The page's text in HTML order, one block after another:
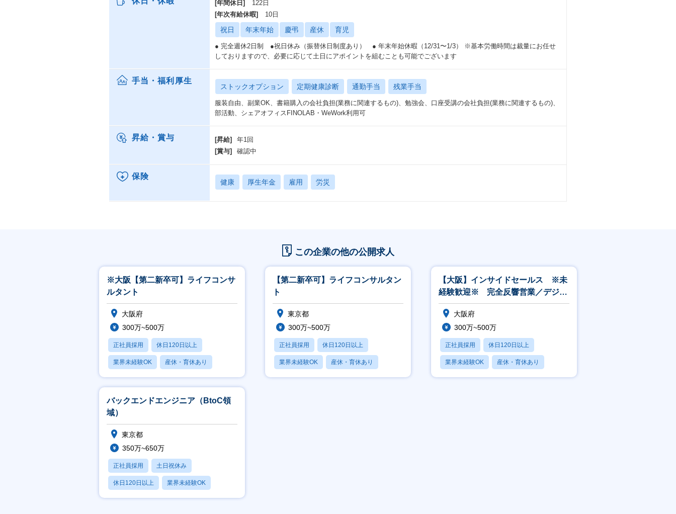
■年収例
月収97.6万円＝固定給45.1万円+歩合／年収：1171.2万円（経験10年）
月収45.1万円＝固定給30.1万円＋歩合／年収：541.2万円（経験5年）
月収30.6万円＝固定給20.1万円＋歩合／年収：367.2万円（経験3年）
※リーズ代や所属料等の控除はありません
[年間休日]
122日
[年次有給休暇]
10日
祝日 年末年始 慶弔 産休 育児
● 完全週休2日制 ●祝日休み（振替休日制度あり） ● 年末年始休暇（12/31〜1/3） ※基本労働時間は裁量にお任せ
しておりますので、必要に応じて土日にアポイントを組むことも可能でございます
手当・福利厚生
ストックオプション 定期健康診断 通勤手当 残業手当
服装自由、副業OK、書籍購入の会社負担(業務に関連するもの)、勉強会、口座受講の会社負担(業務に関連するもの)、
部活動、シェアオフィスFINOLAB・WeWork利用可
昇給・賞与 [昇給]
年1回
[賞与]
確認中
保険
健康 厚生年金 雇用 労災
この企業の他の公開求人
※大阪【第二新卒可】ライフコンサ
ルタント
大阪府
300万~500万
正社員採用 休日120日以上
業界未経験OK 産休・育休あり
月残業20時間以内
【第二新卒可】ライフコンサルタン
ト
東京都
300万~500万
正社員採用 休日120日以上
業界未経験OK 産休・育休あり
月残業20時間以内
【大阪】インサイドセールス ※未
経験歓迎※ 完全反響営業／デジタ
ル保険代理店
大阪府
300万~500万
正社員採用 休日120日以上
業界未経験OK 産休・育休あり
月残業20時間以内
バックエンドエンジニア（BtoC領
域）
東京都
350万~650万
正社員採用 土日祝休み
休日120日以上 業界未経験OK
産休・育休あり